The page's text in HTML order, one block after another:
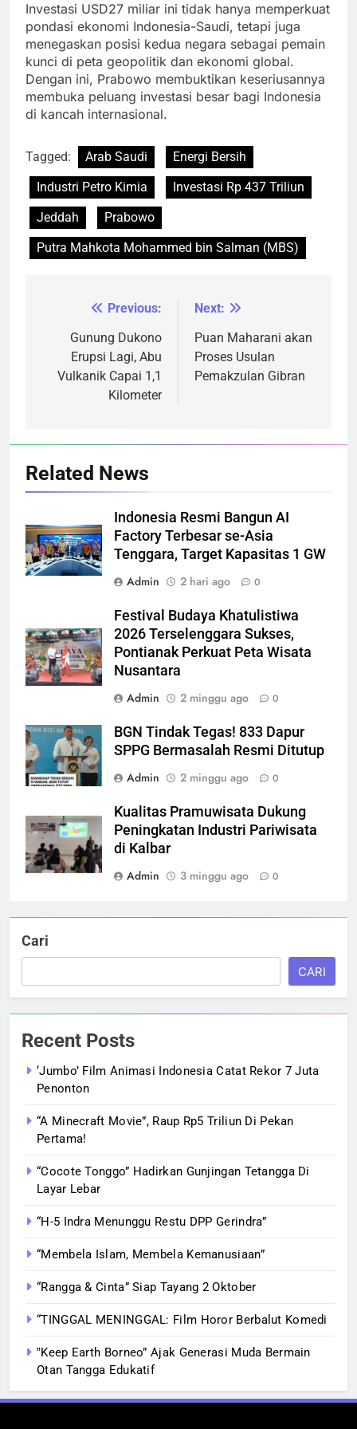
Investasi USD27 miliar ini tidak hanya memperkuat
pondasi ekonomi Indonesia-Saudi, tetapi juga
menegaskan posisi kedua negara sebagai pemain
kunci di peta geopolitik dan ekonomi global.
Dengan ini, Prabowo membuktikan keseriusannya
membuka peluang investasi besar bagi Indonesia
di kancah internasional.
Tagged: Arab Saudi
Energi Bersih
Industri Petro Kimia
Investasi Rp 437 Triliun
Jeddah
Prabowo
Putra Mahkota Mohammed bin Salman (MBS)
Navigasi
pos
Previous:
Gunung Dukono
Erupsi Lagi, Abu
Vulkanik Capai 1,1
Kilometer
Next:
Puan Maharani akan
Proses Usulan
Pemakzulan Gibran
Related News
Indonesia Resmi Bangun AI
Factory Terbesar se-Asia
Tenggara, Target Kapasitas 1 GW
Admin
2 hari ago 0
Festival Budaya Khatulistiwa
2026 Terselenggara Sukses,
Pontianak Perkuat Peta Wisata
Nusantara
Admin
2 minggu ago 0
BGN Tindak Tegas! 833 Dapur
SPPG Bermasalah Resmi Ditutup
Admin
2 minggu ago 0
Kualitas Pramuwisata Dukung
Peningkatan Industri Pariwisata
di Kalbar
Admin
3 minggu ago 0
Cari
CARI
Recent Posts
‘Jumbo’ Film Animasi Indonesia Catat Rekor 7 Juta
Penonton
“A Minecraft Movie”, Raup Rp5 Triliun Di Pekan
Pertama!
“Cocote Tonggo” Hadirkan Gunjingan Tetangga Di
Layar Lebar
“H-5 Indra Menunggu Restu DPP Gerindra”
“Membela Islam, Membela Kemanusiaan”
“Rangga & Cinta” Siap Tayang 2 Oktober
“TINGGAL MENINGGAL: Film Horor Berbalut Komedi
‟Keep Earth Borneo” Ajak Generasi Muda Bermain
Otan Tangga Edukatif